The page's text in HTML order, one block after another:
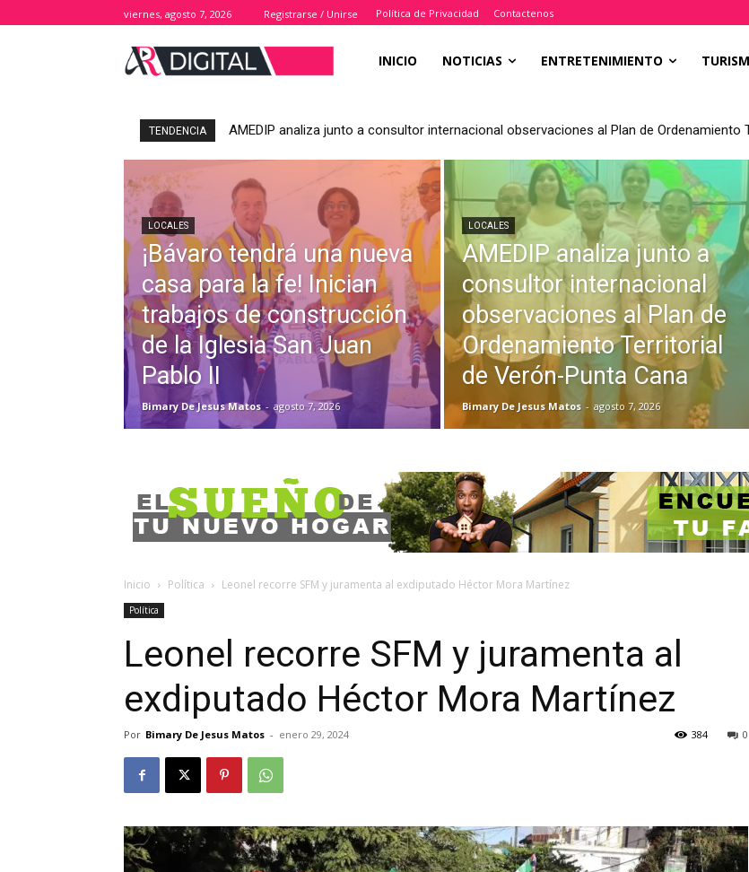
viernes, agosto 7, 2026 Registrarse / Unirse Política de Privacidad Contactenos
INICIO NOTICIAS ENTRETENIMIENTO
TENDENCIA AMEDIP analiza junto a consultor internacional observaciones al Plan de Ordenamiento
LOCALES
¡Bávaro tendrá una nueva
casa para la fe! Inician
trabajos de construcción
de la Iglesia San Juan
Pablo II
Bimary De Jesus Matos - agosto 7, 2026
LOCALES
AMEDIP analiza junto a
consultor internacional
observaciones al Plan de
Ordenamiento Territorial
de Verón-Punta Cana
Bimary De Jesus Matos - agosto 7, 2026
Inicio Política Leonel recorre SFM y juramenta al exdiputado Héctor Mora Martínez
Política
Leonel recorre SFM y juramenta al
exdiputado Héctor Mora Martínez
Por Bimary De Jesus Matos - enero 29, 2024 0
384